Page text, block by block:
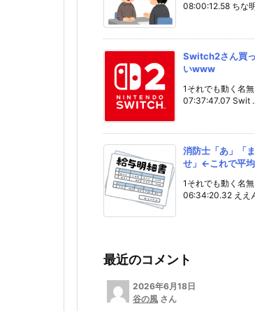
08:00:12.58 ちな
Switch2さん買
いwww
1それでも動く名
07:37:47.07 Swit
消防士「あ」「
せ」←これで平
1それでも動く名
06:34:20.32 ええ
最近のコメント
2026年6月18日
谷の風 さん